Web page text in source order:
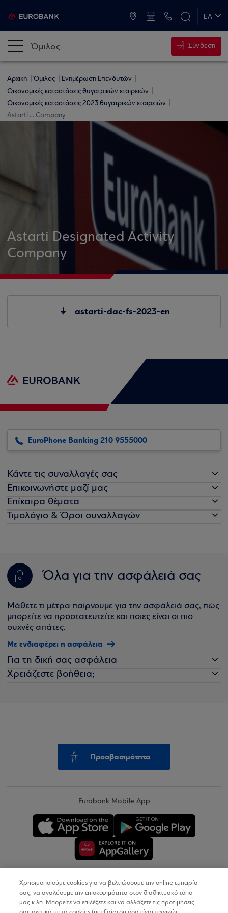
ΕΛ
Όμιλος Σύνδεση
Αρχική Όμιλος
Ενημέρωση Επενδυτών
Οικονομικές καταστάσεις θυγατρικών εταιρειών
Οικονομικές καταστάσεις 2023 θυγατρικών εταιρειών
Astarti ... Company
Astarti Designated Activity
Company
astarti-dac-fs-2023-en
EuroPhone Banking 210 9555000
Κάντε τις συναλλαγές σας
Επικοινωνήστε μαζί μας
Επίκαιρα θέματα
Τιμολόγιο & Όροι συναλλαγών
Όλα για την ασφάλειά σας
Μάθετε τι μέτρα παίρνουμε για την ασφάλειά σας, πώς
μπορείτε να προστατευτείτε και ποιες είναι οι πιο
συχνές απάτες.
Με ενδιαφέρει η ασφάλεια
Για τη δική σας ασφάλεια
Χρειάζεστε βοήθεια;
Προσβασιμότητα
Eurobank Mobile App
Copyright © 2026
Χρησιμοποιούμε cookies για να βελτιώσουμε την online εμπειρία
σας, να αναλύουμε την επισκεψιμότητα στον διαδικτυακό τόπο
μας κ.λπ. Μπορείτε να επιλέξετε και να αλλάξετε τις προτιμήσεις